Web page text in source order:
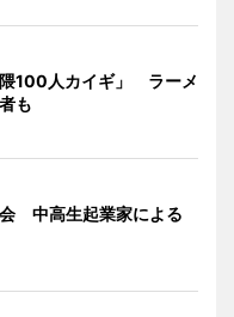
100人カイギ」 ラーメ
も
中高生起業家による